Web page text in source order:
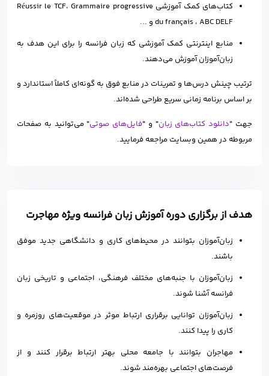
کتاب‌های کمک آموزشی Réussir le TCF، Grammaire progressive
du français ، ABC DELF و ...
منابع اینترنتی کمک آموزشی که زبان فرانسه را برای این هدف به
زبان‌آموزان آموزش می‌دهند.
ترتیب چینش درس‌ها و تمرینات در منابع فوق به گونه‌ای کاملاً استاندارد و
بر اساس برنامه زمانی سریع طراحی شده‌اند.
جهت "دانلود کتاب‌های زبان" و "فایل‌های صوتی" می‌توانید به صفحات
مربوطه در همین وبسایت مراجعه فرمایید.
هدف از برگزاری دوره آموزش زبان فرانسه ویژه مهاجرت
زبان‌آموزان بتوانند در محیط‌های کاری و دانشگاهی جدید موفق
باشند.
زبان‌آموزان با جنبه‌های مختلف فرهنگی، اجتماعی و تاریخی زبان
فرانسه آشنا شوند.
زبان‌آموزان توانایی برقراری ارتباط موثر در موقعیت‌های روزمره و
کاری را پیدا کنند.
مهاجران بتوانند با جامعه محلی بهتر ارتباط برقرار کنند و از
فرصت‌های اجتماعی بهره‌مند شوند.